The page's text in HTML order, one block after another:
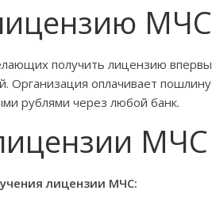
МЧС
получить лицензию
оплачивает пошлину
рублями через любой банк.
МЧС
лицензии МЧС: